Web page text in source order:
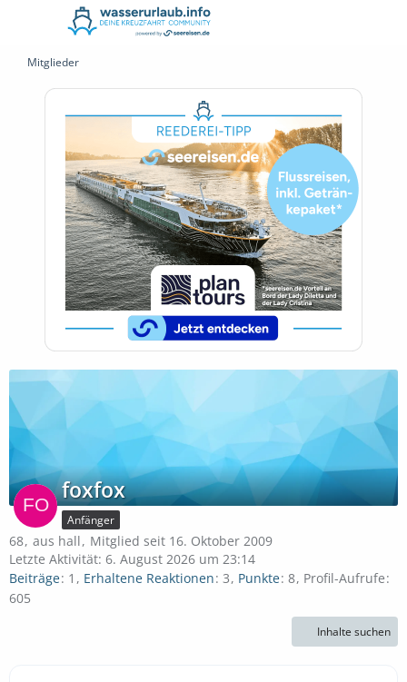
Mitglieder
foxfox
Anfänger
68 aus hall
Mitglied seit 16. Oktober 2009
Letzte Aktivität: 6. August 2026 um 23:14
Beiträge 1 Erhaltene Reaktionen 3 Punkte 8 Profil-Aufrufe
605
Inhalte suchen